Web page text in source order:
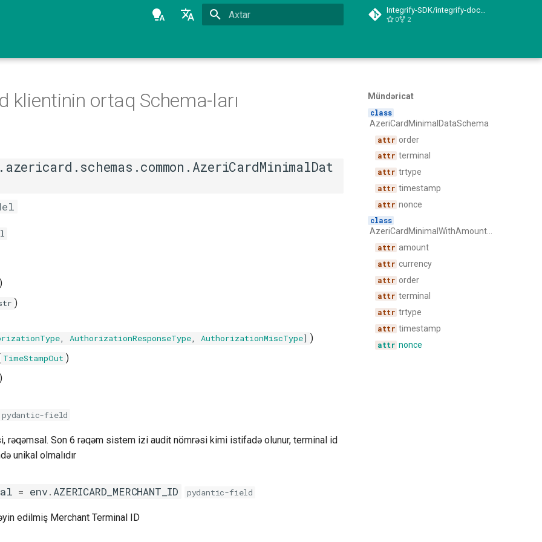
Integrify-SDK/integrify-docs-python
0 2
Mündəricat
AzeriCardMinimalDataSchema
order
terminal
trtype
timestamp
nonce
AzeriCardMinimalWithAmountDataSchema
amount
currency
order
terminal
trtype
timestamp
nonce
klientinin ortaq Schema-ları
)
)
, AuthorizationResponseType, AuthorizationMiscType] )
TimeStampOut )
)
pydantic-field
rəqəmsal. Son 6 rəqəm sistem izi audit nömrəsi kimi istifadə olunur, terminal id
unikal olmalıdır
= env.AZERICARD_MERCHANT_ID pydantic-field
edilmiş Merchant Terminal ID